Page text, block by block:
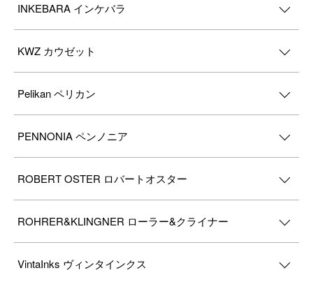
INKEBARA インケバラ
KWZ カウゼット
Pelikan ペリカン
PENNONIA ペンノニア
ROBERT OSTER ロバートオスター
ROHRER&KLINGNER ローラー&クライナー
VintaInks ヴィンタインクス